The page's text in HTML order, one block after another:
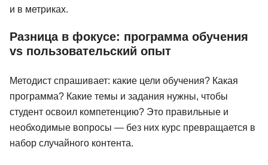
и в метриках.
Разница в фокусе: программа обучения
vs пользовательский опыт
Методист спрашивает: какие цели обучения? Какая
программа? Какие темы и задания нужны, чтобы
студент освоил компетенцию? Это правильные и
необходимые вопросы — без них курс превращается в
набор случайного контента.